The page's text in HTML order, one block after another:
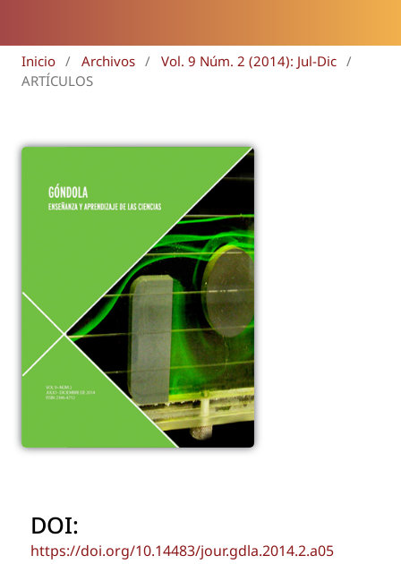
Inicio / Archivos / Vol. 9 Núm. 2 (2014): Jul-Dic /
ARTÍCULOS
DOI:
https://doi.org/10.14483/jour.gdla.2014.2.a05